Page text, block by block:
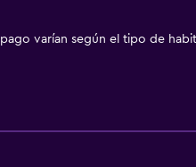
varían según el tipo de